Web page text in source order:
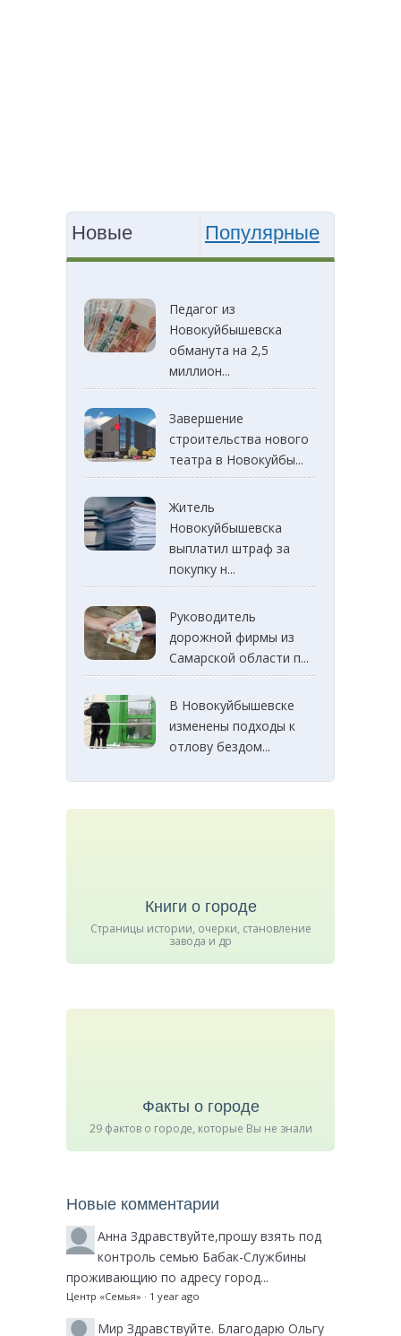
Новые Популярные
Педагог из
Новокуйбышевска
обманута на 2,5
миллион...
Завершение
строительства нового
театра в Новокуйбы...
Житель
Новокуйбышевска
выплатил штраф за
покупку н...
Руководитель
дорожной фирмы из
Самарской области п...
В Новокуйбышевске
изменены подходы к
отлову бездом...
Книги о городе
Страницы истории, очерки, становление
завода и др
Факты о городе
29 фактов о городе, которые Вы не знали
Новые комментарии
Анна Здравствуйте,прошу взять под
контроль семью Бабак-Службины
проживающию по адресу город...
Центр «Семья» · 1 year ago
Мир Здравствуйте. Благодарю Ольгу